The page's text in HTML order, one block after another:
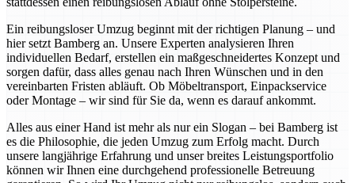
Ein reibungsloser Umzug beginnt mit der richtigen Planung – und
hier setzt Bamberg an. Unsere Experten analysieren Ihren
individuellen Bedarf, erstellen ein maßgeschneidertes Konzept und
sorgen dafür, dass alles genau nach Ihren Wünschen und in den
vereinbarten Fristen abläuft. Ob Möbeltransport, Einpackservice
oder Montage – wir sind für Sie da, wenn es darauf ankommt.
Alles aus einer Hand ist mehr als nur ein Slogan – bei Bamberg ist
es die Philosophie, die jeden Umzug zum Erfolg macht. Durch
unsere langjährige Erfahrung und unser breites Leistungsportfolio
können wir Ihnen eine durchgehend professionelle Betreuung